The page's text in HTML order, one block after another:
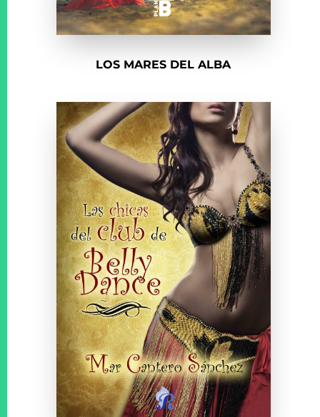
LOS MARES DEL ALBA